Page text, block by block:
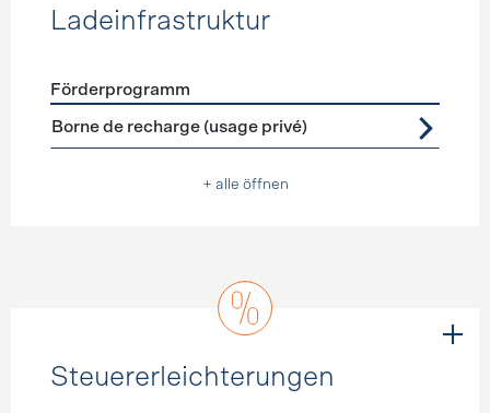
Ladeinfrastruktur
Förderprogramme Ladeinfrastruktur
Förderprogramm
Borne de recharge (usage privé)
+ alle öffnen
Steuererleichterungen